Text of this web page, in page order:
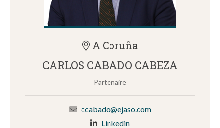
A Coruña
CARLOS CABADO CABEZA
Partenaire
ccabado@ejaso.com
Linkedin